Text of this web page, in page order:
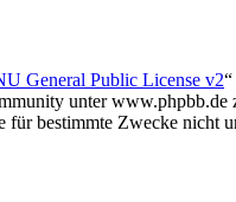
General Public License v2
unter
bestimmte Zwecke nicht